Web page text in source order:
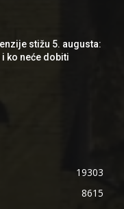
stižu 5. augusta:
ko neće dobiti
19303
8615